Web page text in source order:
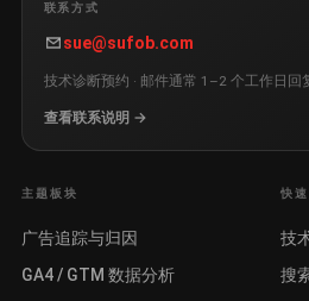
联系方式
sue@sufob.com
技术诊断预约 · 邮件通常 1–2 个工作日回
查看联系说明 →
主题板块
广告追踪与归因
GA4 / GTM 数据分析
快
技
搜